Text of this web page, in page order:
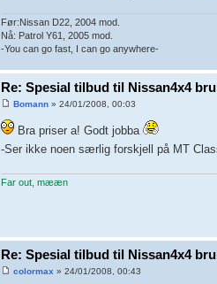
Før:Nissan D22, 2004 mod.
Nå: Patrol Y61, 2005 mod.
-You can go fast, I can go anywhere-
Re: Spesial tilbud til Nissan4x4
Bomann » 24/01/2008, 00:03
Bra priser a! Godt jobba
-Ser ikke noen særlig forskjell på MT
Far out, mææn
Re: Spesial tilbud til Nissan4x4
colormax » 24/01/2008, 00:43